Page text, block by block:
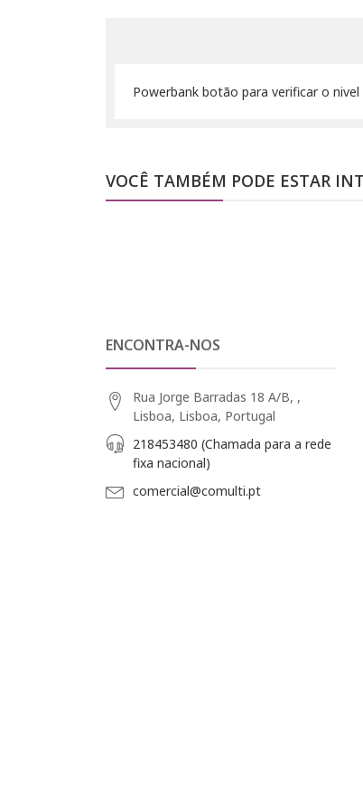
Powerbank botão para verificar o
VOCÊ TAMBÉM PODE ESTAR
ENCONTRA-NOS
Rua Jorge Barradas 18 A/B, ,
Lisboa, Lisboa, Portugal
218453480 (Chamada para a rede
fixa nacional)
comercial@comulti.pt